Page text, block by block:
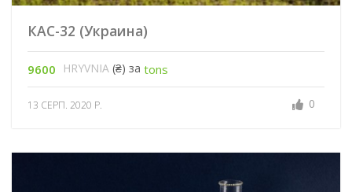
КАС-32 (Украина)
9600 HRYVNIA(₴) за tons
13 СЕРП. 2020 Р. 0